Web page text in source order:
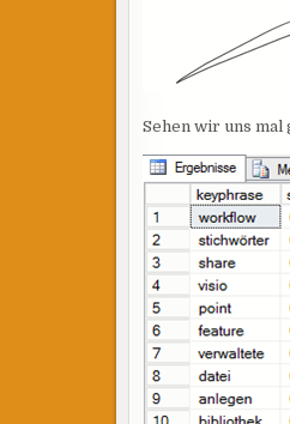
Sehen wir uns mal